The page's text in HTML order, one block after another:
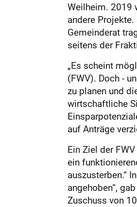
Weilheim. 2019
andere
Gemeinderat
seitens der
„Es scheint
(FWV). Doch -
zu planen und
wirtschaftliche
auf Anträge
Ein Ziel der
ein
auszusterben.“
angehoben“,
Zuschuss von